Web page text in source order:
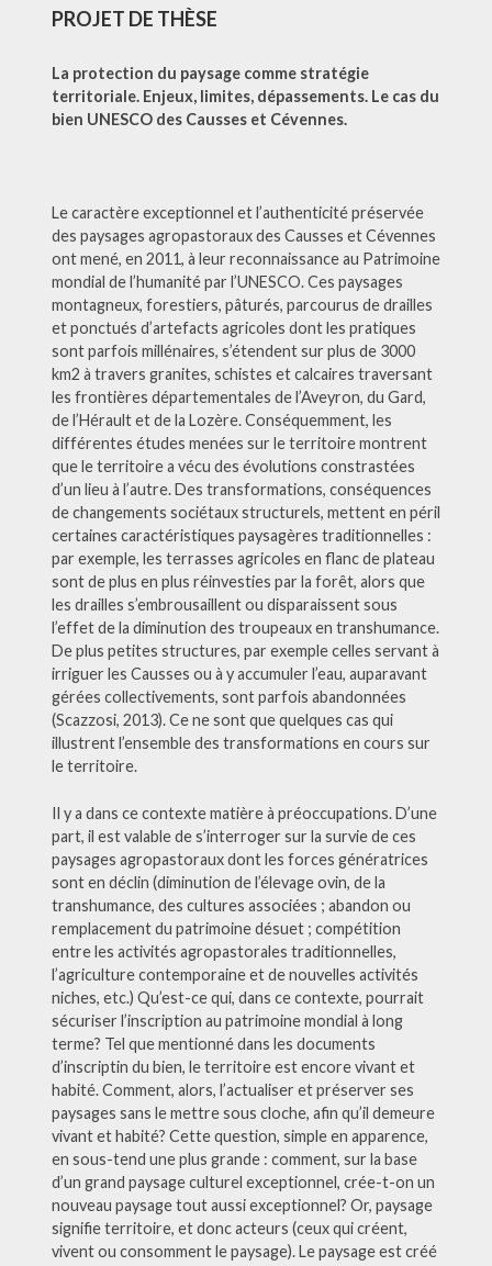
PROJET DE THÈSE
La protection du paysage comme stratégie
territoriale. Enjeux, limites, dépassements. Le cas du
bien UNESCO des Causses et Cévennes.
Le caractère exceptionnel et l’authenticité préservée
des paysages agropastoraux des Causses et Cévennes
ont mené, en 2011, à leur reconnaissance au Patrimoine
mondial de l’humanité par l’UNESCO. Ces paysages
montagneux, forestiers, pâturés, parcourus de drailles
et ponctués d’artefacts agricoles dont les pratiques
sont parfois millénaires, s’étendent sur plus de 3000
km2 à travers granites, schistes et calcaires traversant
les frontières départementales de l’Aveyron, du Gard,
de l’Hérault et de la Lozère. Conséquemment, les
différentes études menées sur le territoire montrent
que le territoire a vécu des évolutions constrastées
d’un lieu à l’autre. Des transformations, conséquences
de changements sociétaux structurels, mettent en péril
certaines caractéristiques paysagères traditionnelles :
par exemple, les terrasses agricoles en flanc de plateau
sont de plus en plus réinvesties par la forêt, alors que
les drailles s’embrousaillent ou disparaissent sous
l’effet de la diminution des troupeaux en transhumance.
De plus petites structures, par exemple celles servant à
irriguer les Causses ou à y accumuler l’eau, auparavant
gérées collectivements, sont parfois abandonnées
(Scazzosi, 2013). Ce ne sont que quelques cas qui
illustrent l’ensemble des transformations en cours sur
le territoire.
Il y a dans ce contexte matière à préoccupations. D’une
part, il est valable de s’interroger sur la survie de ces
paysages agropastoraux dont les forces génératrices
sont en déclin (diminution de l’élevage ovin, de la
transhumance, des cultures associées ; abandon ou
remplacement du patrimoine désuet ; compétition
entre les activités agropastorales traditionnelles,
l’agriculture contemporaine et de nouvelles activités
niches, etc.) Qu’est-ce qui, dans ce contexte, pourrait
sécuriser l’inscription au patrimoine mondial à long
terme? Tel que mentionné dans les documents
d’inscriptin du bien, le territoire est encore vivant et
habité. Comment, alors, l’actualiser et préserver ses
paysages sans le mettre sous cloche, afin qu’il demeure
vivant et habité? Cette question, simple en apparence,
en sous-tend une plus grande : comment, sur la base
d’un grand paysage culturel exceptionnel, crée-t-on un
nouveau paysage tout aussi exceptionnel? Or, paysage
signifie territoire, et donc acteurs (ceux qui créent,
vivent ou consomment le paysage). Le paysage est créé